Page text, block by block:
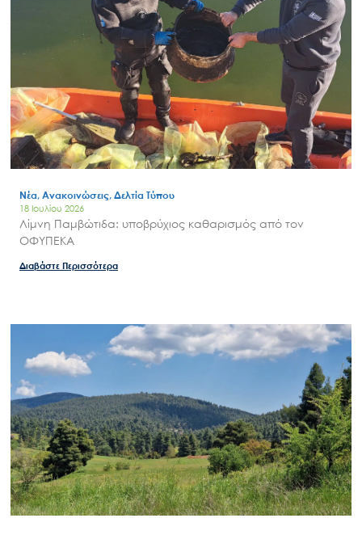
Νέα, Ανακοινώσεις, Δελτία Τύπου
18 Ιουλίου 2026
Λίμνη Παμβώτιδα: υποβρύχιος καθαρισμός από τον
ΟΦΥΠΕΚΑ
Διαβάστε Περισσότερα